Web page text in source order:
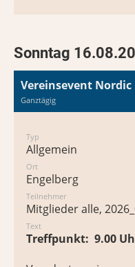
Sonntag
Vereinsevent Nordic
Ganztägig
Typ
Allgemein
Ort
Engelberg
Teilnehmer
Mitglieder alle,
Text
Treffpunkt: 9.00